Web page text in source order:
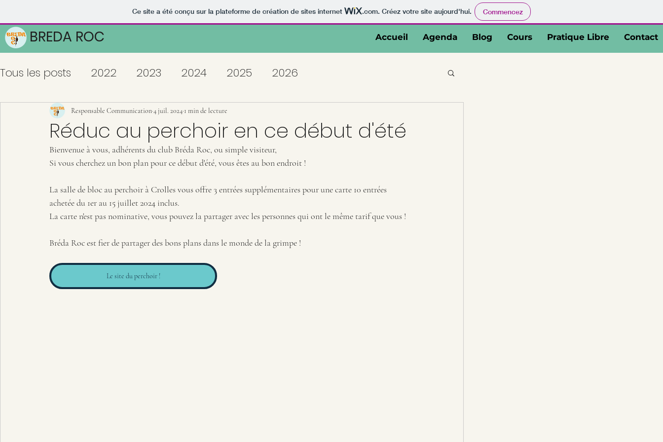
Ce site a été conçu sur la plateforme de création de sites internet .com. Créez votre site aujourd'hui. Commencez
BREDA ROC Accueil Agenda Blog Cours Pratique Libre Contact
Tous les posts 2022 2023 2024 2025 2026
Réduc au perchoir en ce début d'été
Responsable Communication4 juil. 2024 1 min de lecture
Bienvenue à vous, adhérents du club Bréda Roc, ou simple visiteur,
Si vous cherchez un bon plan pour ce début d'été, vous êtes au bon endroit !
La salle de bloc au perchoir à Crolles vous offre 3 entrées supplémentaires pour une carte 10 entrées
achetée du 1er au 15 juillet 2024 inclus.
La carte n'est pas nominative, vous pouvez la partager avec les personnes qui ont le même tarif que vous !
Bréda Roc est fier de partager des bons plans dans le monde de la grimpe !
Le site du perchoir !